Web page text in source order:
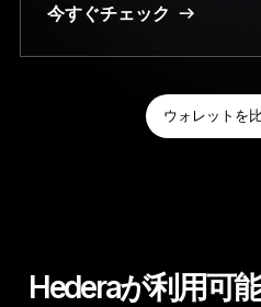
今すぐチェック
ウォレットを
Hederaが利用可